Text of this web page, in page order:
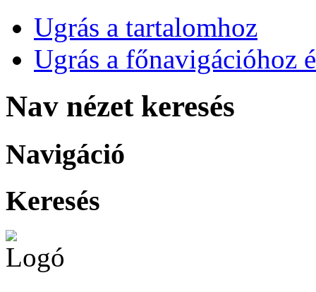
Ugrás a tartalomhoz
Ugrás a főnavigációhoz
Nav nézet keresés
Navigáció
Keresés